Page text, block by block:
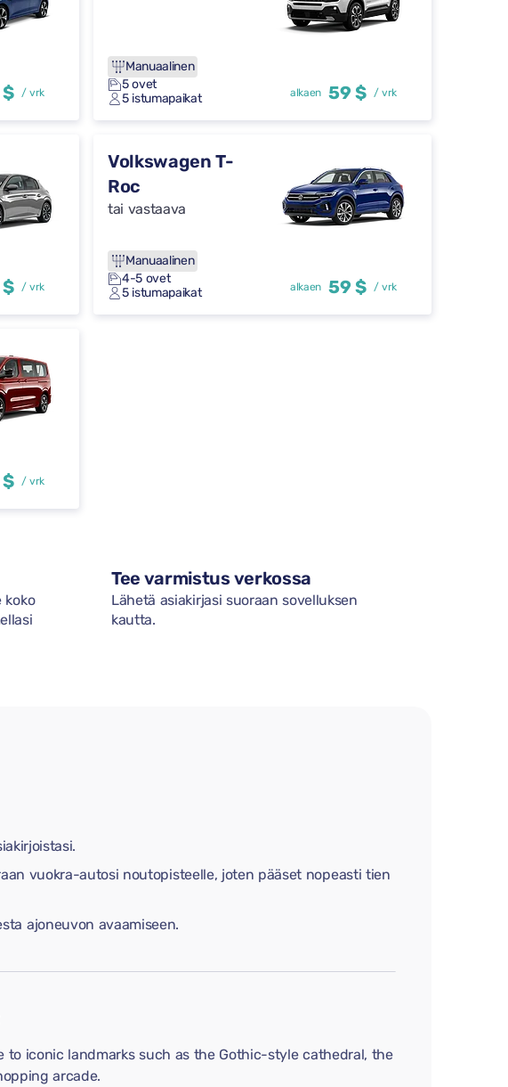
/ vrk
Manuaalinen
5 ovet
5 istumapaikat
alkaen 59 $ / vrk
/ vrk
Volkswagen T-
Roc
tai vastaava
Manuaalinen
4-5 ovet
5 istumapaikat
alkaen 59 $ / vrk
/ vrk
koko
Tee varmistus verkossa
Lähetä asiakirjasi suoraan sovelluksen
kautta.
vuokra-autosi noutopisteelle, joten pääset nopeasti tien
ajoneuvon avaamiseen.
iconic landmarks such as the Gothic-style cathedral, the
arcade.